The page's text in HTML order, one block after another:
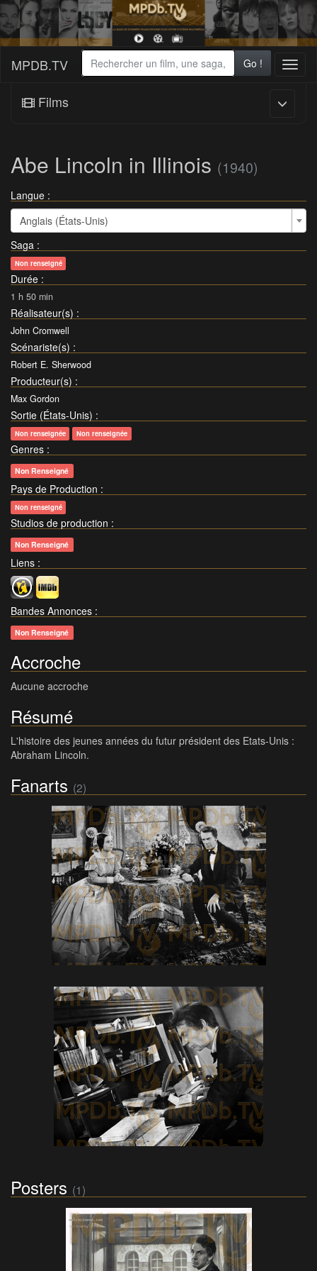
MPDB.TV Go !
Films
Abe Lincoln in Illinois (1940)
Langue :
Anglais (États-Unis)
Saga :
Non renseigné
Durée :
1 h 50 min
Réalisateur(s) :
John Cromwell
Scénariste(s) :
Robert E. Sherwood
Producteur(s) :
Max Gordon
Sortie (États-Unis) :
Non renseignée Non renseignée
Genres :
Non Renseigné
Pays de Production :
Non renseigné
Studios de production :
Non Renseigné
Liens :
Bandes Annonces :
Non Renseigné
Accroche
Aucune accroche
Résumé
L'histoire des jeunes années du futur président des Etats-Unis :
Abraham Lincoln.
Fanarts (2)
Posters (1)